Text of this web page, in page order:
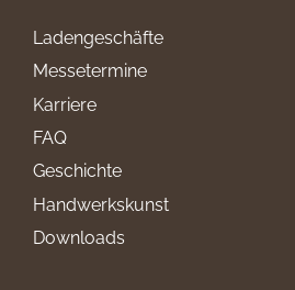
Ladengeschäfte
Messetermine
Karriere
FAQ
Geschichte
Handwerkskunst
Downloads